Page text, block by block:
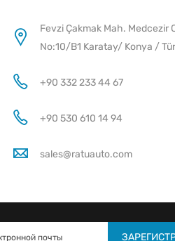
Fevzi Çakmak Mah. Medcezir
No:10/B1 Karatay/ Konya /
+90 332 233 44 67
+90 530 610 14 94
sales@ratuauto.com